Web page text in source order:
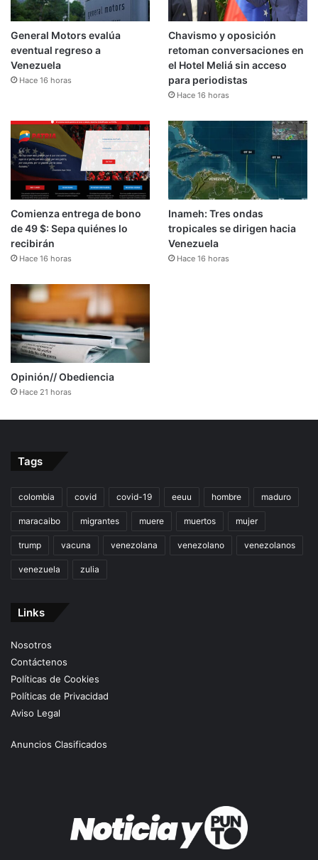
General Motors evalúa
eventual regreso a
Venezuela
Hace 16 horas
Chavismo y oposición
retoman conversaciones en
el Hotel Meliá sin acceso
para periodistas
Hace 16 horas
Comienza entrega de bono
de 49 $: Sepa quiénes lo
recibirán
Hace 16 horas
Inameh: Tres ondas
tropicales se dirigen hacia
Venezuela
Hace 16 horas
Opinión// Obediencia
Hace 21 horas
Tags
colombia covid covid-19 eeuu hombre maduro
maracaibo migrantes muere muertos mujer
trump vacuna venezolana venezolano venezolanos
venezuela zulia
Links
Nosotros
Contáctenos
Políticas de Cookies
Políticas de Privacidad
Aviso Legal
Anuncios Clasificados